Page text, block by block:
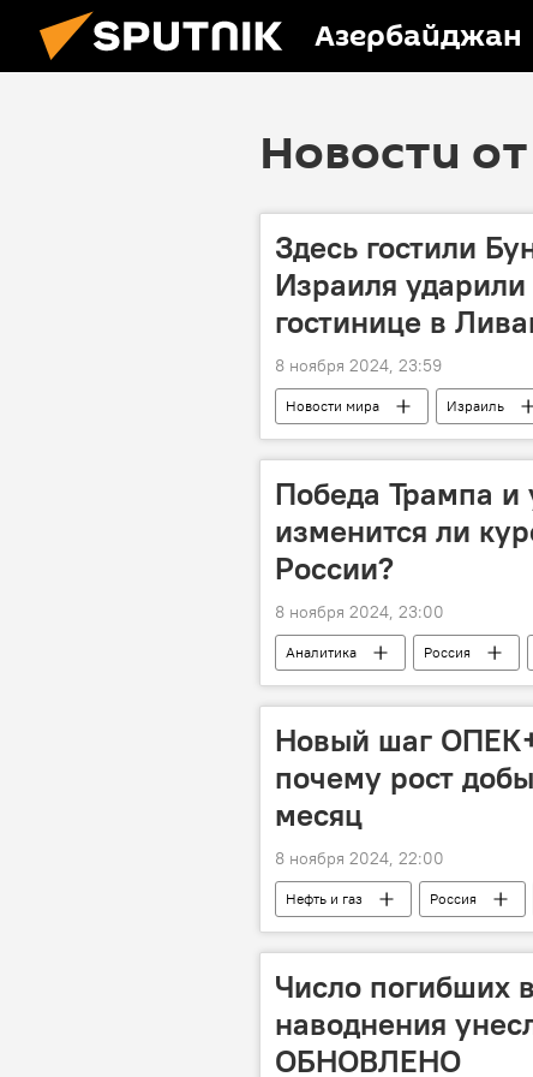
Азербайджан
Новости
Здесь гостили
Израиля
гостинице в
8 ноября 2024, 23:59
Новости мира Израиль
Газа
Хезболлах
Победа Трампа и
изменится ли
России?
8 ноября 2024, 23:00
Аналитика Россия
Дональд Трамп
Владимир
Новый шаг
почему рост
месяц
8 ноября 2024, 22:00
Нефть и газ Россия
Добыча нефти
Зима
Число погибших
наводнения
ОБНОВЛЕНО